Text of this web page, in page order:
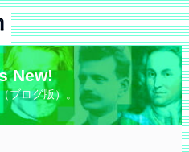
New!
ブログ版）。